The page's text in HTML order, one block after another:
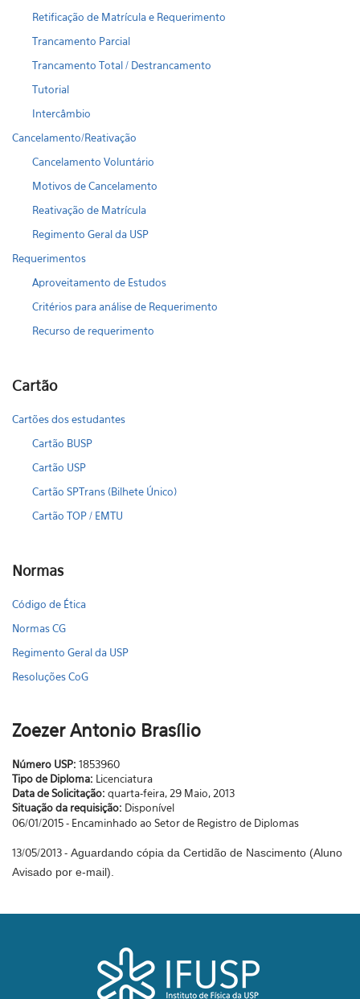
Retificação de Matrícula e Requerimento
Trancamento Parcial
Trancamento Total / Destrancamento
Tutorial
Intercâmbio
Cancelamento/Reativação
Cancelamento Voluntário
Motivos de Cancelamento
Reativação de Matrícula
Regimento Geral da USP
Requerimentos
Aproveitamento de Estudos
Critérios para análise de Requerimento
Recurso de requerimento
Cartão
Cartões dos estudantes
Cartão BUSP
Cartão USP
Cartão SPTrans (Bilhete Único)
Cartão TOP / EMTU
Normas
Código de Ética
Normas CG
Regimento Geral da USP
Resoluções CoG
Zoezer Antonio Brasílio
Número USP: 1853960
Tipo de Diploma: Licenciatura
Data de Solicitação: quarta-feira, 29 Maio, 2013
Situação da requisição: Disponível
06/01/2015 - Encaminhado ao Setor de Registro de Diplomas
13/05/2013 - Aguardando cópia da Certidão de Nascimento (Aluno
Avisado por e-mail).